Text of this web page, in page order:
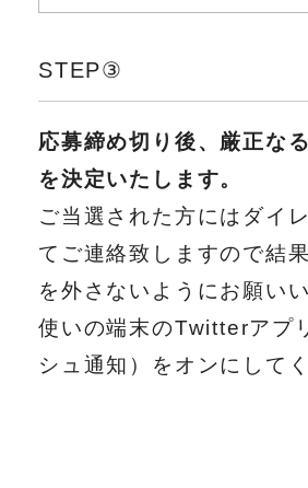
STEP③
応募締め切り後、厳正な
を決定いたします。
ご当選された方にはダイ
てご連絡致しますので結
を外さないようにお願い
使いの端末のTwitterアプ
シュ通知）をオンにして